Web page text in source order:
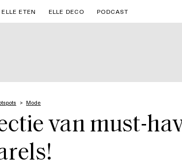
ELLE ETEN ELLE DECO PODCAST
Mode
van must-